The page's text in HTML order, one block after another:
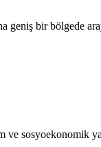
geniş bir bölgede
sosyoekonomik